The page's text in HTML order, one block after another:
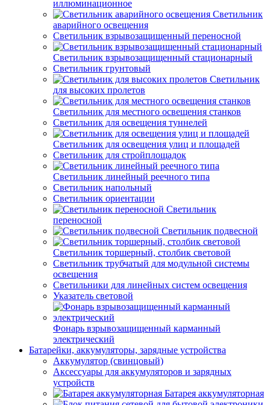
иллюминационное
Светильник
аварийного освещения
Светильник взрывозащищенный переносной
Светильник взрывозащищенный стационарный
Светильник грунтовый
Светильник
для высоких пролетов
Светильник для местного освещения станков
Светильник для освещения туннелей
Светильник для освещения улиц и площадей
Светильник для стройплощадок
Светильник линейный реечного типа
Светильник напольный
Светильник ориентации
Светильник
переносной
Светильник подвесной
Светильник торшерный, столбик световой
Светильник трубчатый для модульной системы
освещения
Светильники для линейных систем освещения
Указатель световой
Фонарь взрывозащищенный карманный
электрический
Батарейки, аккумуляторы, зарядные устройства
Аккумулятор (свинцовый)
Аксессуары для аккумуляторов и зарядных
устройств
Батарея аккумуляторная